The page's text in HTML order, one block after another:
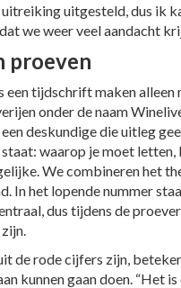
uitgesteld, dus ik
we weer veel aandacht
proeven
tijdschrift maken alleen
onder de naam
deskundige die uitleg
waarop je moet
We combineren het
In het lopende nummer
dus tijdens de
de rode cijfers zijn,
kunnen gaan doen. “Het